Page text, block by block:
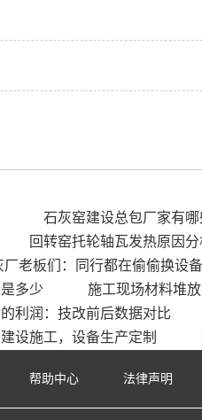
石灰窑建设总包厂家有哪
回转窑托轮轴瓦发热原因
厂老板们：同行都在偷偷换设
多少 施工现场材料堆
利润：技改前后数据对比
设施工，设备生产定制
帮助中心 法律声明